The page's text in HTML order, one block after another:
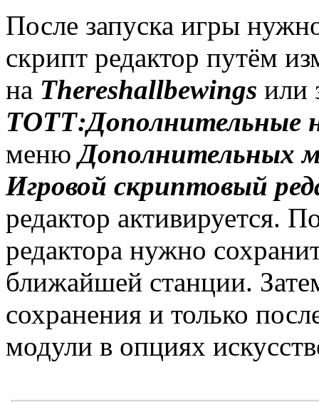
После запуска игры
скрипт редактор путём
на Thereshallbewings или
ТОТТ:Дополнительные
менюДополнительных
Игровой скриптовый
редактор активируется.
редактора нужно
ближайшей станции.
сохранения и только
модули в опциях